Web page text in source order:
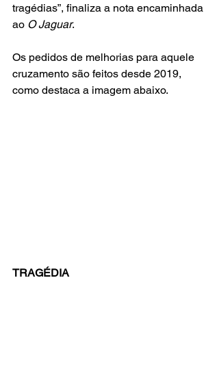
tragédias”, finaliza a nota encaminhada
ao O Jaguar.
Os pedidos de melhorias para aquele
cruzamento são feitos desde 2019,
como destaca a imagem abaixo.
TRAGÉDIA